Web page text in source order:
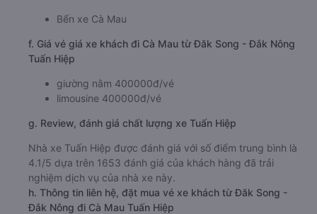
Bến xe Cà Mau
f. Giá vé giá xe khách đi Cà Mau từ Đăk Song - Đắk Nông
Tuấn Hiệp
giường nằm 400000đ/vé
limousine 400000đ/vé
g. Review, đánh giá chất lượng xe Tuấn Hiệp
Nhà xe Tuấn Hiệp được đánh giá với số điểm trung bình là
4.1/5 dựa trên 1653 đánh giá của khách hàng đã trải
nghiệm dịch vụ của nhà xe này.
h. Thông tin liên hệ, đặt mua vé xe khách từ Đăk Song -
Đắk Nông đi Cà Mau Tuấn Hiệp